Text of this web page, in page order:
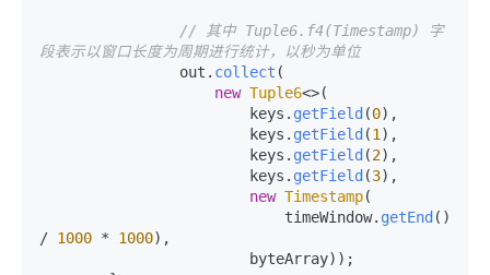
// 其中 Tuple6.f4(Timestamp) 字
段表示以窗口长度为周期进行统计，以秒为单位
                out.
collect (
new Tuple6<>(
                        keys.
getField (0),
                        keys.
getField (1 ),
                        keys.
getField (2),
                        keys.
getField (3),
new Timestamp(
                            timeWindow.
getEnd ()
/ 1000 * 1000),